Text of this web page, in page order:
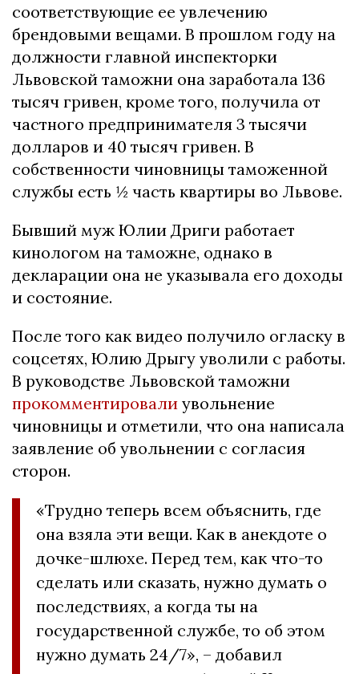
соответствующие ее увлечению
брендовыми вещами. В прошлом году на
должности главной инспекторки
Львовской таможни она заработала 136
тысяч гривен, кроме того, получила от
частного предпринимателя 3 тысячи
долларов и 40 тысяч гривен. В
собственности чиновницы таможенной
службы есть ½ часть квартиры во Львове.
Бывший муж Юлии Дриги работает
кинологом на таможне, однако в
декларации она не указывала его доходы
и состояние.
После того как видео получило огласку в
соцсетях, Юлию Дрыгу уволили с работы.
В руководстве Львовской таможни
прокомментировали увольнение
чиновницы и отметили, что она написала
заявление об увольнении с согласия
сторон.
«Трудно теперь всем объяснить, где
она взяла эти вещи. Как в анекдоте о
дочке-шлюхе. Перед тем, как что-то
сделать или сказать, нужно думать о
последствиях, а когда ты на
государственной службе, то об этом
нужно думать 24/7», – добавил